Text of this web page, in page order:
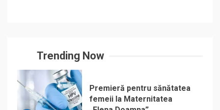
Trending Now
Premieră pentru sănătatea
femeii la Maternitatea